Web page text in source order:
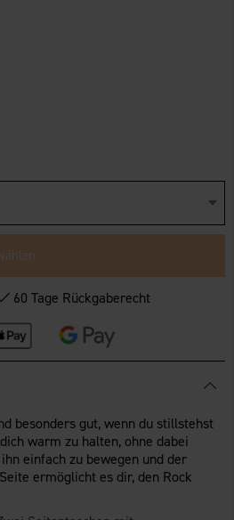
60 Tage Rückgaberecht
besonders gut, wenn du stillstehst
warm zu halten, ohne dabei
einfach zu bewegen und der
ermöglicht es dir, den Rock